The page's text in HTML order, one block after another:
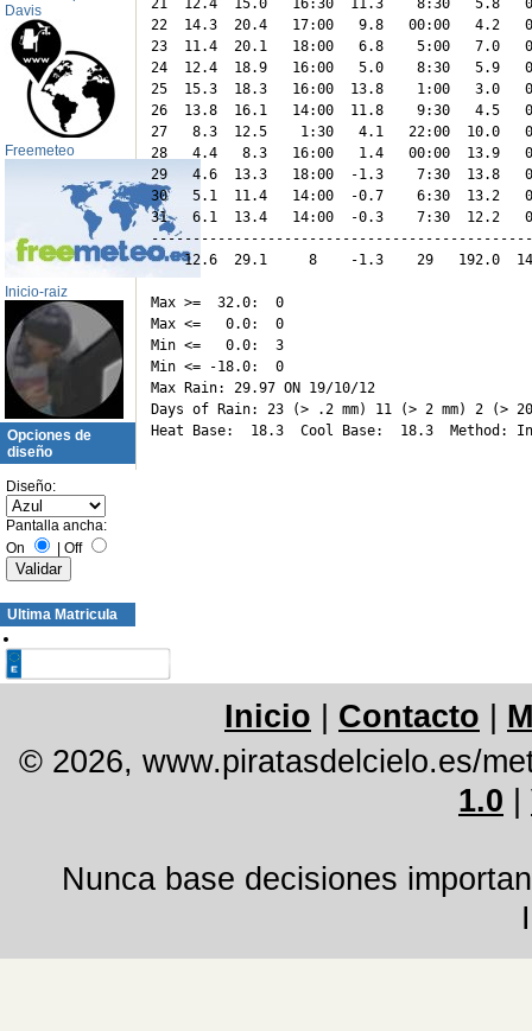
Davis
Freemeteo
Inicio-raiz
Opciones de
diseño
Diseño:
Pantalla ancha:
On
| Off
Ultima Matricula
21  12.4  15.0   16:30  11.3    8:30   5.8
22  14.3  20.4   17:00   9.8   00:00   4.2
23  11.4  20.1   18:00   6.8    5:00   7.0
24  12.4  18.9   16:00   5.0    8:30   5.9
25  15.3  18.3   16:00  13.8    1:00   3.0
26  13.8  16.1   14:00  11.8    9:30   4.5
27   8.3  12.5    1:30   4.1   22:00  10.0
28   4.4   8.3   16:00   1.4   00:00  13.9
29   4.6  13.3   18:00  -1.3    7:30  13.8
30   5.1  11.4   14:00  -0.7    6:30  13.2
31   6.1  13.4   14:00  -0.3    7:30  12.2
12.6  29.1     8    -1.3    29   192.0
Max >=  32.0:  0
Max <=   0.0:  0
Min <=   0.0:  3
Min <= -18.0:  0
Max Rain: 29.97 ON 19/10/12
Days of Rain: 23 (> .2 mm) 11 (> 2 mm) 2 (> 20
Inicio Contacto
© 2026, www.piratasdelcielo.es/
1.0
Nunca base decisiones